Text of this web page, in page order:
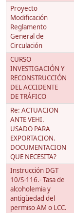
Proyecto
Modificación
Reglamento
General de
Circulación
CURSO
INVESTIGACIÓN Y
RECONSTRUCCIÓN
DEL ACCIDENTE
DE TRÁFICO
Re: ACTUACION
ANTE VEHI.
USADO PARA
EXPORTACION.
DOCUMENTACION
QUE NECESITA?
Instrucción DGT
10/S-116.- Tasa de
alcoholemia y
antigüedad del
permiso AM o LCC.